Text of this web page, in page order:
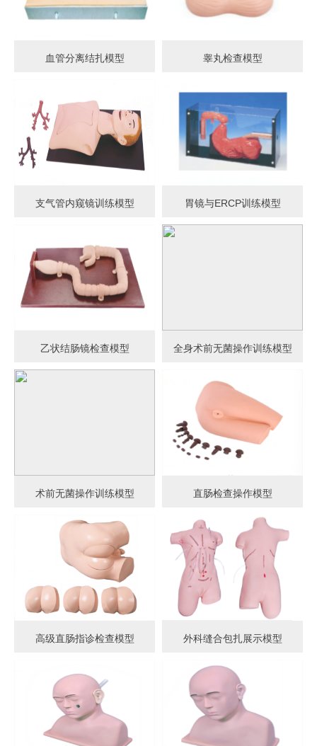
血管分离结扎模型 睾丸检查模型
支气管内窥镜训练模型 胃镜与ERCP训练模型
乙状结肠镜检查模型 全身术前无菌操作训练模型
术前无菌操作训练模型 直肠检查操作模型
高级直肠指诊检查模型 外科缝合包扎展示模型